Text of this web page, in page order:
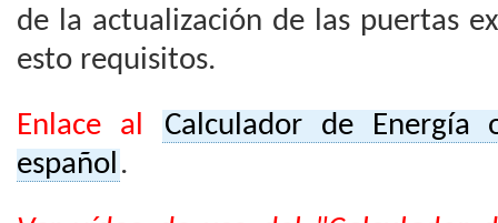
de la actualización de las puertas
esto requisitos.
Enlace al
Calculador de Energía
español .